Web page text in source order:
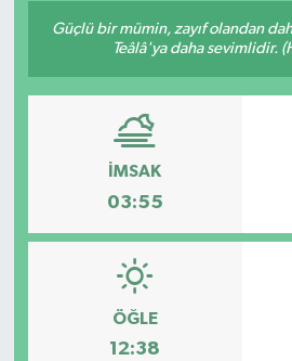
Güçlü bir mümin, zayıf olandan
Teâlâ'ya daha sevimlidir.
İMSAK
03:55
ÖĞLE
12:38
Son Dakika
Teknoloji